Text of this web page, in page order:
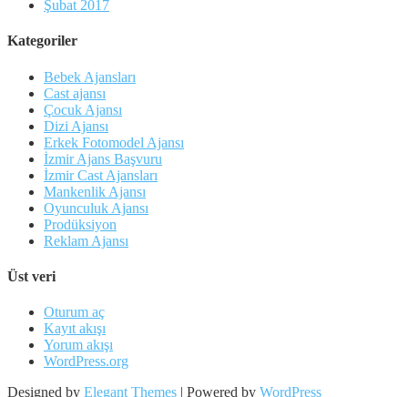
Şubat 2017
Kategoriler
Bebek Ajansları
Cast ajansı
Çocuk Ajansı
Dizi Ajansı
Erkek Fotomodel Ajansı
İzmir Ajans Başvuru
İzmir Cast Ajansları
Mankenlik Ajansı
Oyunculuk Ajansı
Prodüksiyon
Reklam Ajansı
Üst veri
Oturum aç
Kayıt akışı
Yorum akışı
WordPress.org
Designed by Elegant Themes | Powered by WordPress